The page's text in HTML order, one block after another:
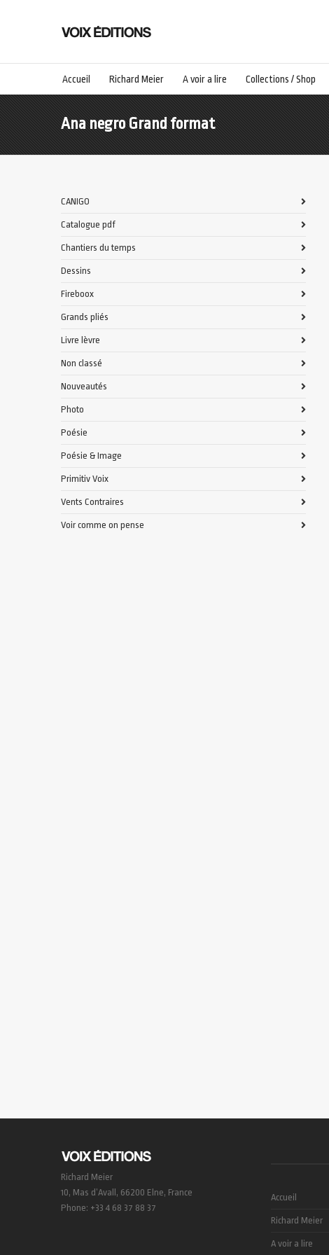
Accueil Richard Meier A voir a lire Collections / Shop
Ana negro Grand format
CANIGO
Catalogue pdf
Chantiers du temps
Dessins
Fireboox
Grands pliés
Livre lèvre
Non classé
Nouveautés
Photo
Poésie
Poésie & Image
Primitiv Voix
Vents Contraires
Voir comme on pense
Richard Meier
10, Mas d’Avall, 66200 Elne, France
Phone: +33 4 68 37 88 37
Accueil
Richard Meier
A voir a lire